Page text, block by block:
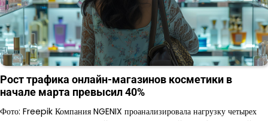
Рост трафика онлайн-магазинов косметики в
начале марта превысил 40%
Фото: Freepik Компания NGENIX проанализировала нагрузку четырех